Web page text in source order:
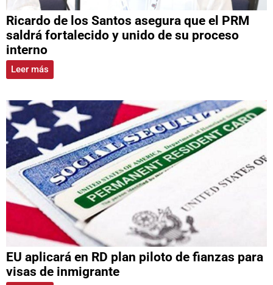
Ricardo de los Santos asegura que el PRM
saldrá fortalecido y unido de su proceso
interno
Leer más
EU aplicará en RD plan piloto de fianzas para
visas de inmigrante